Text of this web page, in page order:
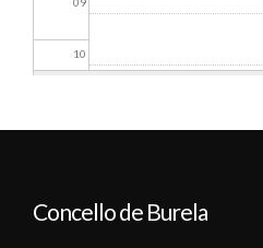
10
13
Concello de Burela